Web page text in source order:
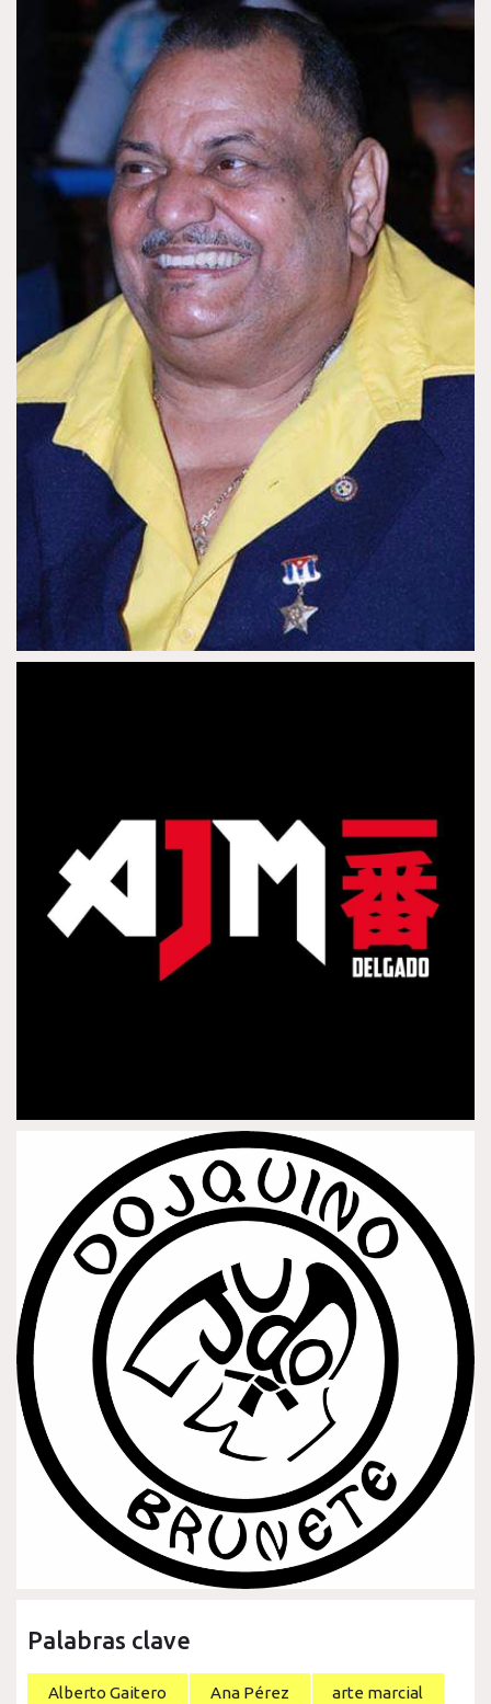
Palabras clave
Alberto Gaitero Ana Pérez arte marcial